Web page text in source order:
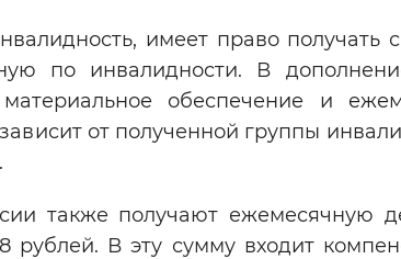
имеет право получать
по инвалидности. В
обеспечение и
от полученной группы
также получают ежемесячную
рублей. В эту сумму входит